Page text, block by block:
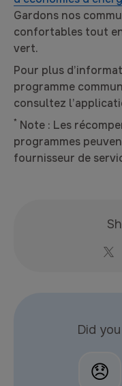
Gardons nos
confortables tout
vert.
Pour plus
programme
consultez
* Note : Les
programmes
fournisseur de
Did
😞